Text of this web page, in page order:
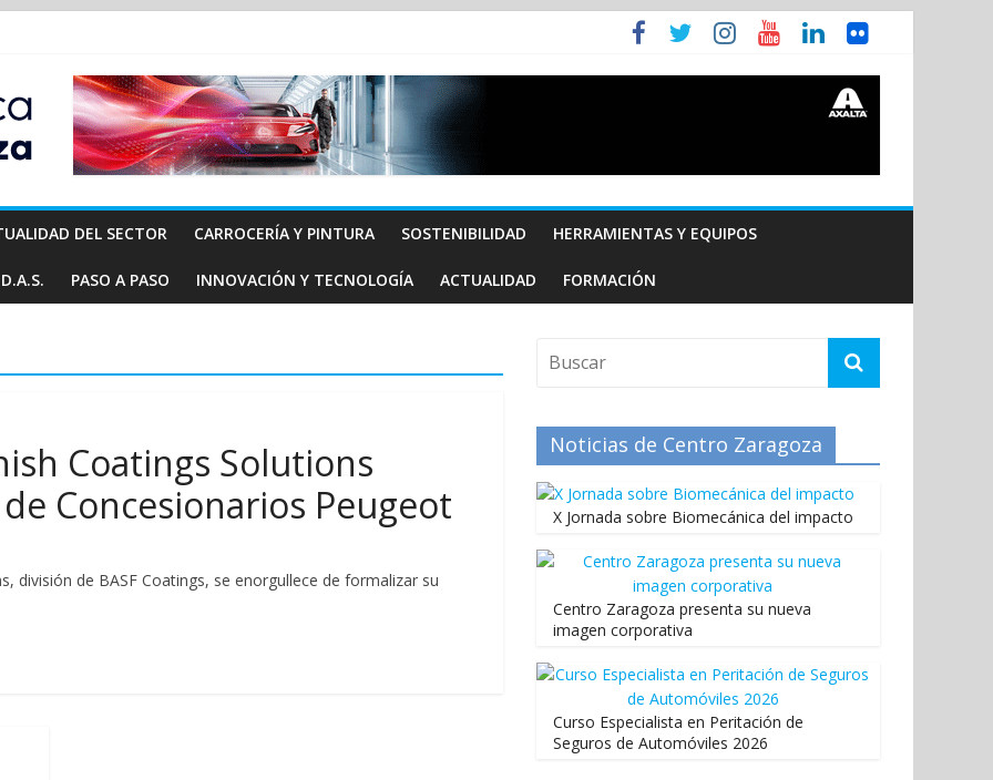
DEL SECTOR CARROCERÍA Y PINTURA SOSTENIBILIDAD HERRAMIENTAS Y EQUIPOS
PASO A PASO INNOVACIÓN Y TECNOLOGÍA ACTUALIDAD FORMACIÓN
Coatings Solutions
Concesionarios Peugeot
división de BASF Coatings, se enorgullece de formalizar su
Noticias de Centro Zaragoza
X Jornada sobre Biomecánica del impacto
Centro Zaragoza presenta su nueva
imagen corporativa
Curso Especialista en Peritación de
Seguros de Automóviles 2026